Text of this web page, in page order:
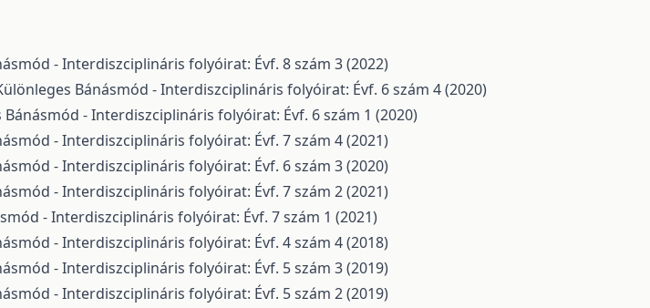
- Interdiszciplináris folyóirat: Évf. 8 szám 3 (2022)
Bánásmód - Interdiszciplináris folyóirat: Évf. 6 szám 4 (2020)
Bánásmód - Interdiszciplináris folyóirat: Évf. 6 szám 1 (2020)
- Interdiszciplináris folyóirat: Évf. 7 szám 4 (2021)
- Interdiszciplináris folyóirat: Évf. 6 szám 3 (2020)
- Interdiszciplináris folyóirat: Évf. 7 szám 2 (2021)
- Interdiszciplináris folyóirat: Évf. 7 szám 1 (2021)
- Interdiszciplináris folyóirat: Évf. 4 szám 4 (2018)
- Interdiszciplináris folyóirat: Évf. 5 szám 3 (2019)
- Interdiszciplináris folyóirat: Évf. 5 szám 2 (2019)